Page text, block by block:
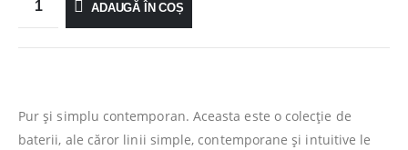
ADAUGĂ ÎN COȘ
Pur şi simplu contemporan. Aceasta este o colecţie de
baterii, ale căror linii simple, contemporane şi intuitive le